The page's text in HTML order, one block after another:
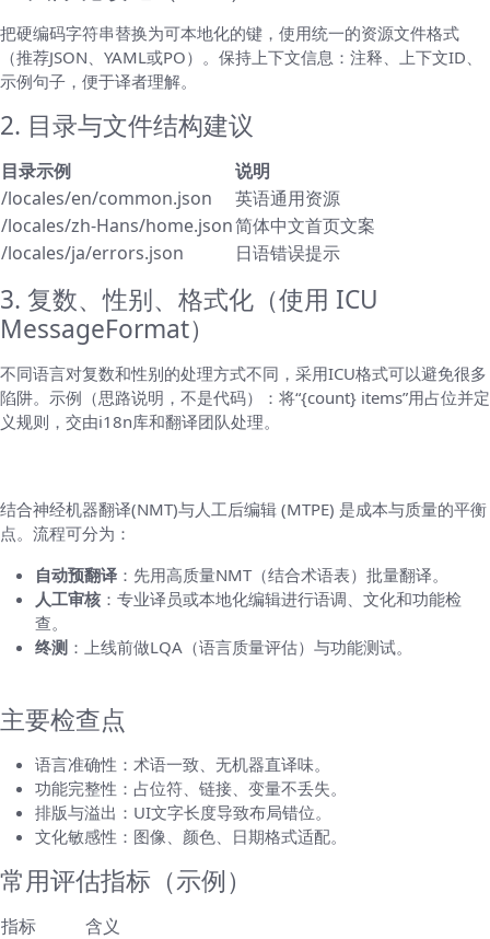
把硬编码字符串替换为可本地化的键，使用统一的资源文件格式
（推荐JSON、YAML或PO）。保持上下文信息：注释、上下文ID、
示例句子，便于译者理解。
2. 目录与文件结构建议
目录示例
说明
/locales/en/common.json
英语通用资源
/locales/zh-Hans/home.json简体中文首页文案
/locales/ja/errors.json
日语错误提示
3. 复数、性别、格式化（使用 ICU
MessageFormat）
不同语言对复数和性别的处理方式不同，采用ICU格式可以避免很多
陷阱。示例（思路说明，不是代码）：将“{count} items”用占位并定
义规则，交由i18n库和翻译团队处理。
结合神经机器翻译(NMT)与人工后编辑 (MTPE) 是成本与质量的平衡
点。流程可分为：
自动预翻译 ：先用高质量NMT（结合术语表）批量翻译。
人工审核：专业译员或本地化编辑进行语调、文化和功能检
查。
终测 ：上线前做LQA（语言质量评估）与功能测试。
主要检查点
语言准确性：术语一致、无机器直译味。
功能完整性：占位符、链接、变量不丢失。
排版与溢出：UI文字长度导致布局错位。
文化敏感性：图像、颜色、日期格式适配。
常用评估指标（示例）
指标
含义